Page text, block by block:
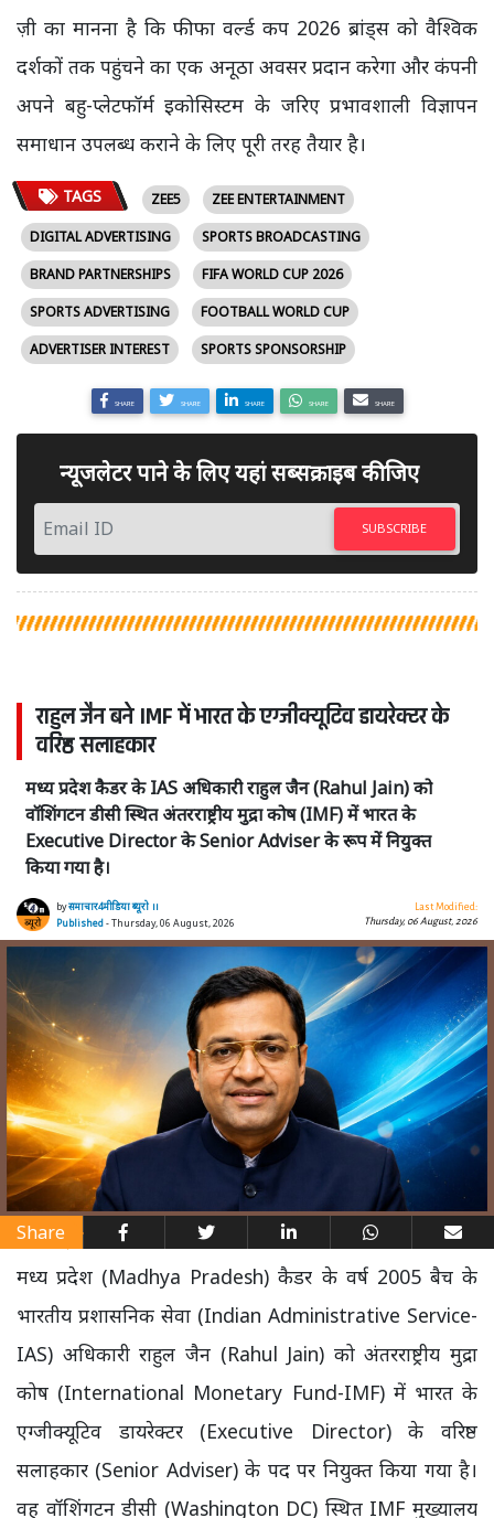
ज़ी का मानना है कि फीफा वर्ल्ड कप 2026 ब्रांड्स को वैश्विक
दर्शकों तक पहुंचने का एक अनूठा अवसर प्रदान करेगा और कंपनी
अपने बहु-प्लेटफॉर्म इकोसिस्टम के जरिए प्रभावशाली विज्ञापन
समाधान उपलब्ध कराने के लिए पूरी तरह तैयार है।
TAGS ZEE5
ZEE ENTERTAINMENT
DIGITAL ADVERTISING
SPORTS BROADCASTING
BRAND PARTNERSHIPS
FIFA WORLD CUP 2026
SPORTS ADVERTISING
FOOTBALL WORLD CUP
ADVERTISER INTEREST
SPORTS SPONSORSHIP
SHARE SHARE SHARE SHARE SHARE
न्यूजलेटर पाने के लिए यहां सब्सक्राइब कीजिए
SUBSCRIBE
राहुल जैन बने IMF में भारत के एग्जीक्यूटिव डायरेक्टर के
वरिष्ठ सलाहकार
मध्य प्रदेश कैडर के IAS अधिकारी राहुल जैन (Rahul Jain) को
वॉशिंगटन डीसी स्थित अंतरराष्ट्रीय मुद्रा कोष (IMF) में भारत के
Executive Director के Senior Adviser के रूप में नियुक्त
किया गया है।
byसमाचार4मीडिया ब्यूरो ।।
Published- Thursday, 06 August, 2026
Last Modified:
Thursday, 06 August, 2026
Share
मध्य प्रदेश (Madhya Pradesh) कैडर के वर्ष 2005 बैच के
भारतीय प्रशासनिक सेवा (Indian Administrative Service-
IAS) अधिकारी राहुल जैन (Rahul Jain) को अंतरराष्ट्रीय मुद्रा
कोष (International Monetary Fund-IMF) में भारत के
एग्जीक्यूटिव डायरेक्टर (Executive Director) के वरिष्ठ
सलाहकार (Senior Adviser) के पद पर नियुक्त किया गया है।
वह वॉशिंगटन डीसी (Washington DC) स्थित IMF मुख्यालय